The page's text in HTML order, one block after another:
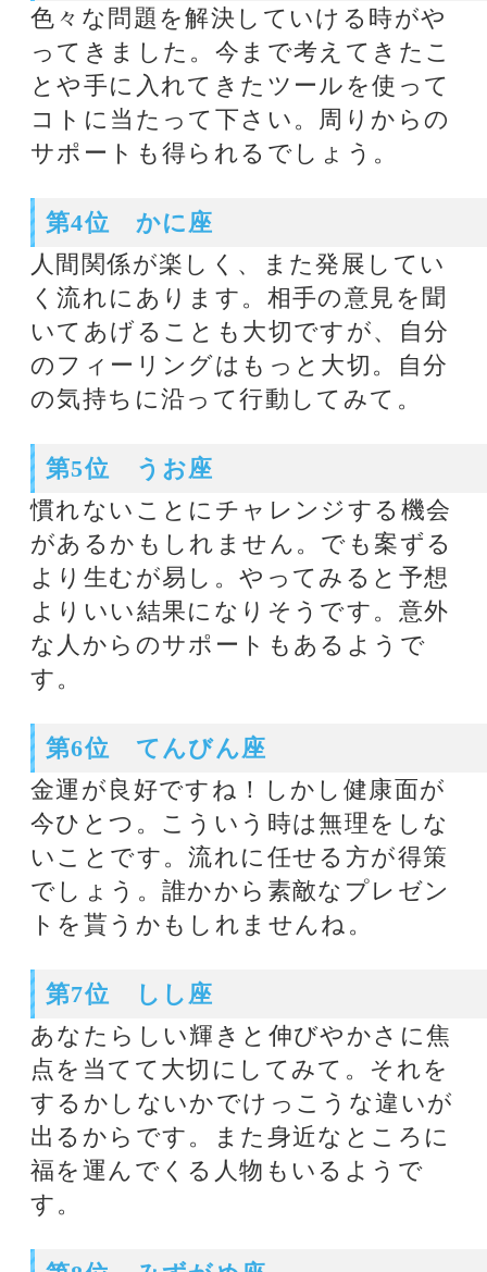
す。
第6位 てんびん座
金運が良好ですね！しかし健康面が
今ひとつ。こういう時は無理をしな
いことです。流れに任せる方が得策
でしょう。誰かから素敵なプレゼン
第7位 しし座
あなたらしい輝きと伸びやかさに焦
点を当てて大切にしてみて。それを
するかしないかでけっこうな違いが
出るからです。また身近なところに
福を運んでくる人物もいるようで
す。
どうも心配性になりやすいタイミン
グです。あるいは繊細さが増してし
まうのかもしれません。独りの充実
した休息をとっていきましょう。ア
ート散策などベストですね。
第9位 ふたご座
周りからのお誘いなど声はかかりや
すいタイミングですが、スタミナが
今ひとつかもしれません。周りに合
お出かけを。それが幸運要素です。
第10位 さそり座
なんとなくちょっと空回り気味にな
りそうです。仕事などで力み過ぎて
いないかどうかチェックして。必ず
成功させるぞ！なんていう時は要注
意。裏目に出やすいからです。
仕事や勉学で多くを期待されそうで
す。いつのまにかあなた自身も肩に
力が入ってしまい実力を発揮しにく
くなるかも。どう見られているか？
よりも、心を緩める作業が必要で
す。
第12位 いて座
自分が何をしたいのか？どこを目指
したいのか？といったことがわかり
分のタイミングなのです。毎日の習